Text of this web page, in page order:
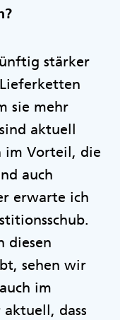
stärker
sie mehr
aktuell
im Vorteil, die
auch
erwarte ich
diesen
sehen wir
im
dass